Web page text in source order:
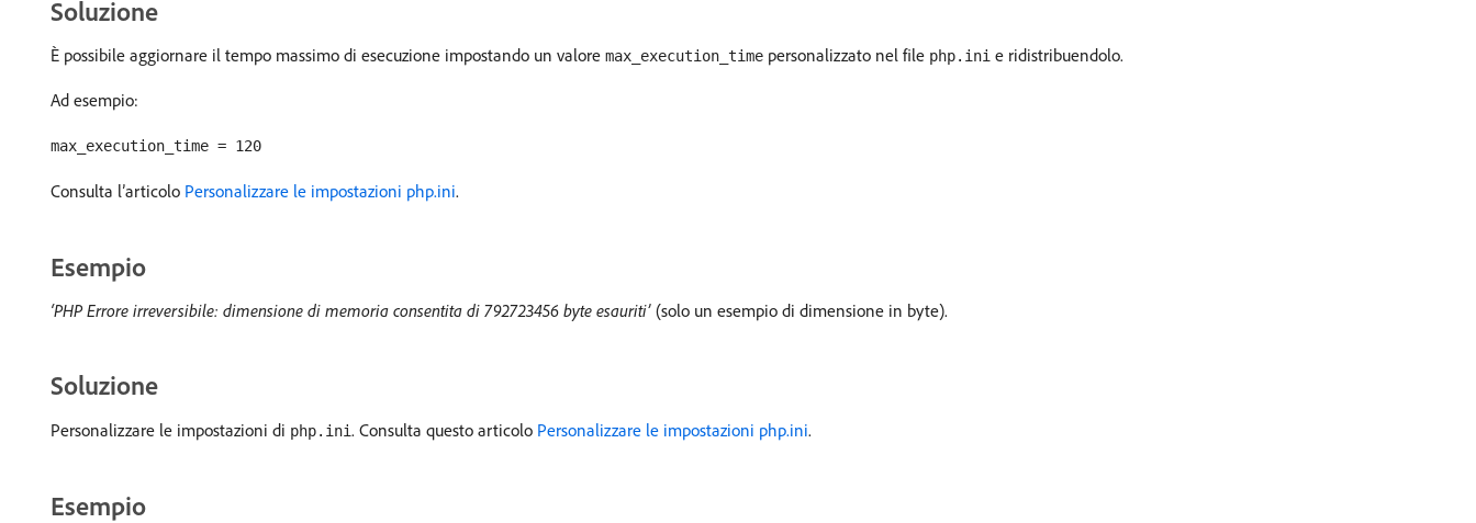
Soluzione
È possibile aggiornare il tempo massimo di esecuzione impostando un valore max_execution_time personalizzato nel file php.ini e ridistribuendolo.
Ad esempio:
max_execution_time = 120
Consulta l’articolo Personalizzare le impostazioni php.ini.
Esempio
‘PHP Errore irreversibile: dimensione di memoria consentita di 792723456 byte esauriti’ (solo un esempio di dimensione in byte).
Soluzione
Personalizzare le impostazioni di php.ini. Consulta questo articolo Personalizzare le impostazioni php.ini.
Esempio